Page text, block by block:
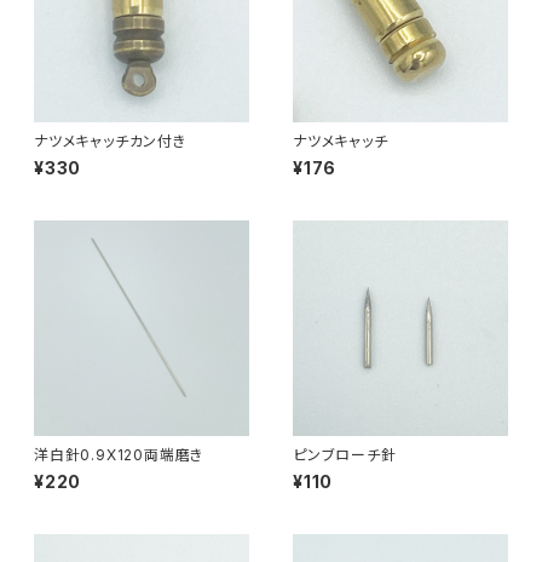
ナツメキャッチカン付き
¥330
ナツメキャッチ
¥176
洋白針0.9X120両端磨き
¥220
ピンブローチ針
¥110